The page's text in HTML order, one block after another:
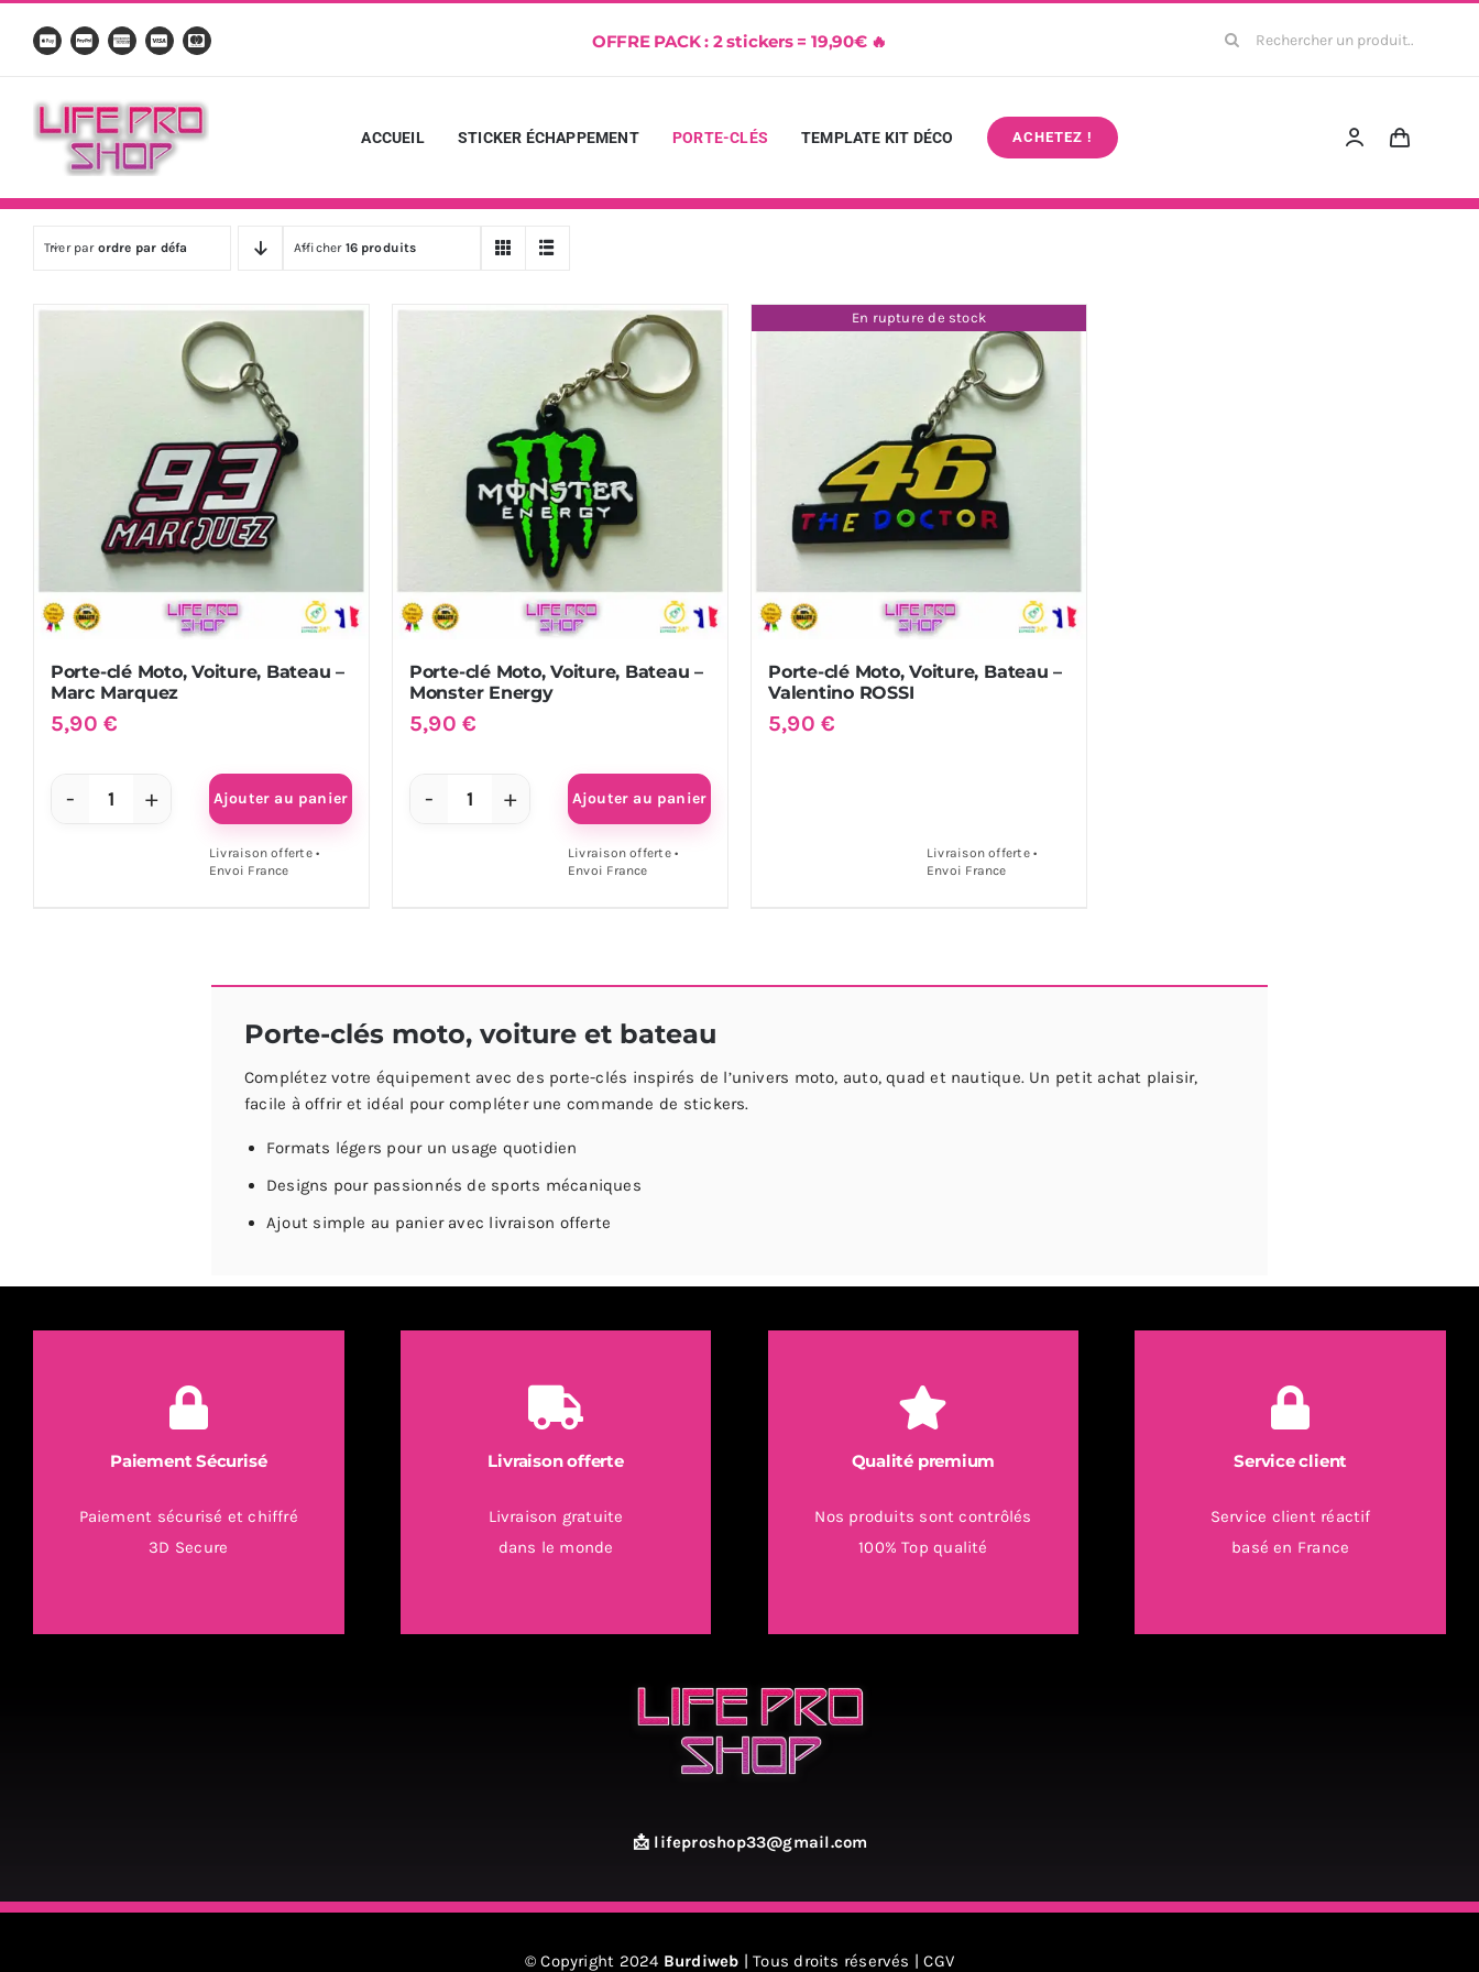
OFFRE PACK : 2 stickers = 19,90€ 🔥 Rechercher:
ACCUEIL STICKER ÉCHAPPEMENT PORTE-CLÉS TEMPLATE KIT DÉCO ACHETEZ !
Trier par ordre par défaut Afficher 16 produits
Porte-clé Moto, Voiture, Bateau –
Marc Marquez
5,90€
quantité
Ajouter au panier
Livraison offerte •
Envoi France
Porte-clé Moto, Voiture, Bateau –
Monster Energy
5,90€
quantité
Energy
Ajouter au panier
Livraison offerte •
Envoi France
En rupture de stock
Porte-clé Moto, Voiture, Bateau –
Valentino ROSSI
5,90€
Livraison offerte •
Envoi France
Porte-clés moto, voiture et bateau
Complétez votre équipement avec des porte-clés inspirés de l’univers moto, auto, quad et nautique. Un petit achat plaisir,
facile à offrir et idéal pour compléter une commande de stickers.
Formats légers pour un usage quotidien
Designs pour passionnés de sports mécaniques
Ajout simple au panier avec livraison offerte
Paiement Sécurisé
Paiement sécurisé et chiffré
3D Secure
Livraison offerte
Livraison gratuite
dans le monde
Qualité premium
Nos produits sont contrôlés
100% Top qualité
Service client
Service client réactif
basé en France
📩 lifeproshop33@gmail.com
© Copyright 2024 Burdiweb | Tous droits réservés |CGV